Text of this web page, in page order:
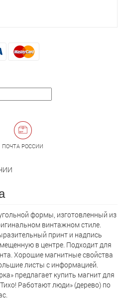
ПОЧТА РОССИИ
формы, изготовленный из
винтажном стиле.
принт и надпись
в центре. Подходит для
Хорошие магнитные свойства
листы с информацией.
предлагает кyпить магнит для
Работают люди» (дерево) по